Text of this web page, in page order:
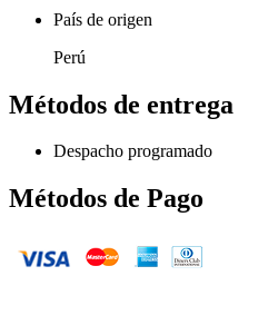
País de origen
Perú
Métodos de entrega
Despacho programado
Métodos de Pago